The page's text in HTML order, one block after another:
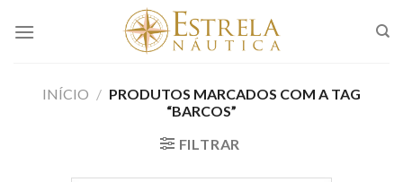
INÍCIO / PRODUTOS MARCADOS COM A TAG
“BARCOS”
FILTRAR